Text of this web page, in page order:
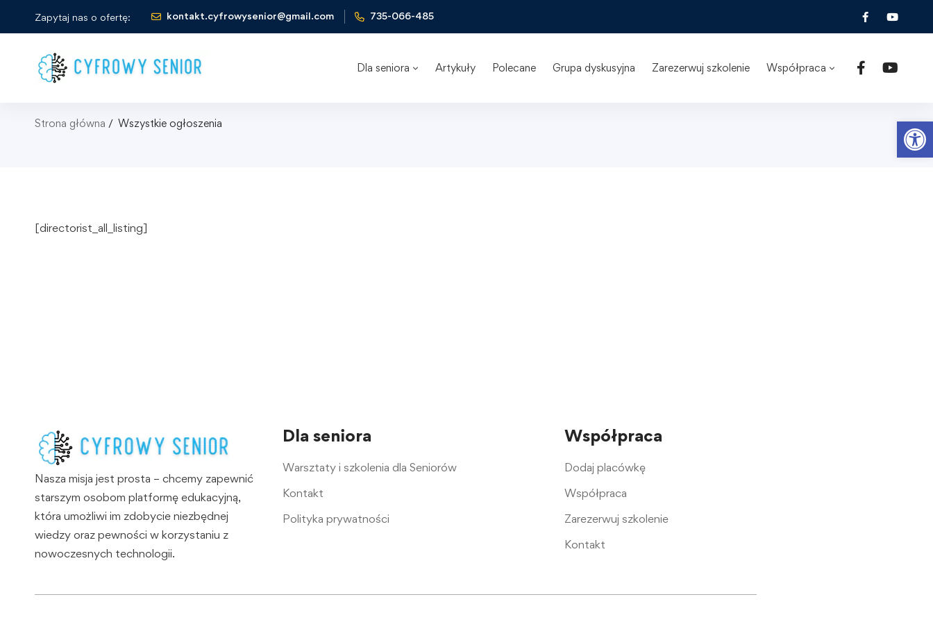
Zapytaj nas o ofertę: kontakt.cyfrowysenior@gmail.com 735-066-485
Dla seniora Artykuły Polecane Grupa dyskusyjna Zarezerwuj szkolenie Współpraca
Strona główna Wszystkie ogłoszenia
[directorist_all_listing]
Nasza misja jest prosta – chcemy zapewnić
starszym osobom platformę edukacyjną,
która umożliwi im zdobycie niezbędnej
wiedzy oraz pewności w korzystaniu z
nowoczesnych technologii.
Dla seniora
Warsztaty i szkolenia dla Seniorów
Kontakt
Polityka prywatności
Współpraca
Dodaj placówkę
Współpraca
Zarezerwuj szkolenie
Kontakt